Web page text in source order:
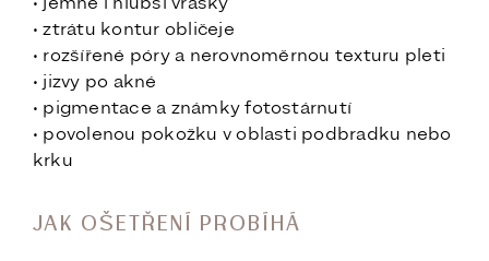
• ztrátu kontur obličeje
• rozšířené póry a nerovnoměrnou texturu pleti
• jizvy po akné
• pigmentace a známky fotostárnutí
• povolenou pokožku v oblasti podbradku nebo
krku
JAK OŠETŘENÍ PROBÍHÁ